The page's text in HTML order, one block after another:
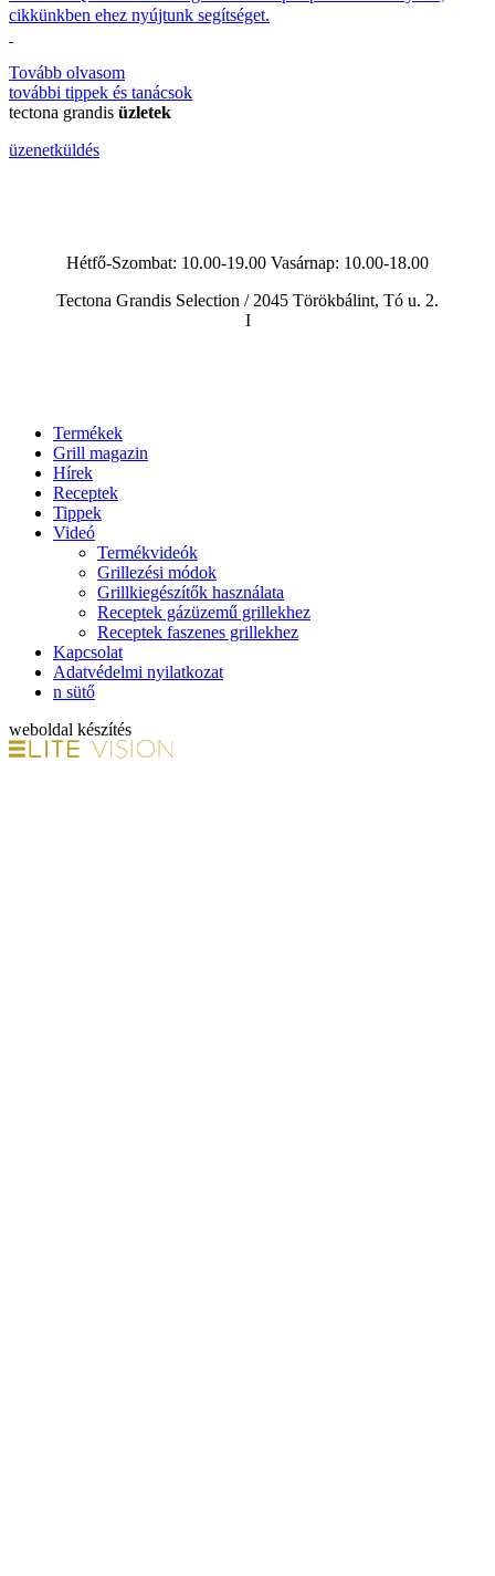
cikkünkben ehez nyújtunk segítséget.
Tovább olvasom
további tippek és tanácsok
tectona grandis üzletek
üzenetküldés
Hétfő-Szombat: 10.00-19.00 Vasárnap: 10.00-18.00
Tectona Grandis Selection / 2045 Törökbálint, Tó u. 2.
I
Termékek
Grill magazin
Hírek
Receptek
Tippek
Videó
Termékvideók
Grillezési módok
Grillkiegészítők használata
Receptek gázüzemű grillekhez
Receptek faszenes grillekhez
Kapcsolat
Adatvédelmi nyilatkozat
n sütő
weboldal készítés